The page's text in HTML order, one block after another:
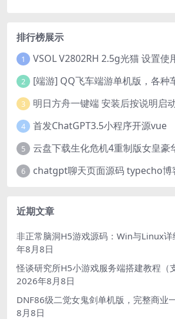
排行榜展示
1
2
3 明日方舟一键端 安装后按说明启
4 首发ChatGPT3.5小程序开源vue
5
6 chatgpt聊天页面源码 typecho博
近期文章
非正常脑洞H5游戏源码：Win与Linux详
年8月8日
怪谈研究所H5小游戏服务端搭建教程（
2026年8月8日
DNF86级二觉女鬼剑单机版，完整商业
8月8日